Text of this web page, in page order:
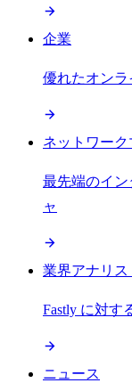
企業
優れたオン
ネットワーク
最先端のイ
ャ
業界アナリス
Fastly に対す
ニュース